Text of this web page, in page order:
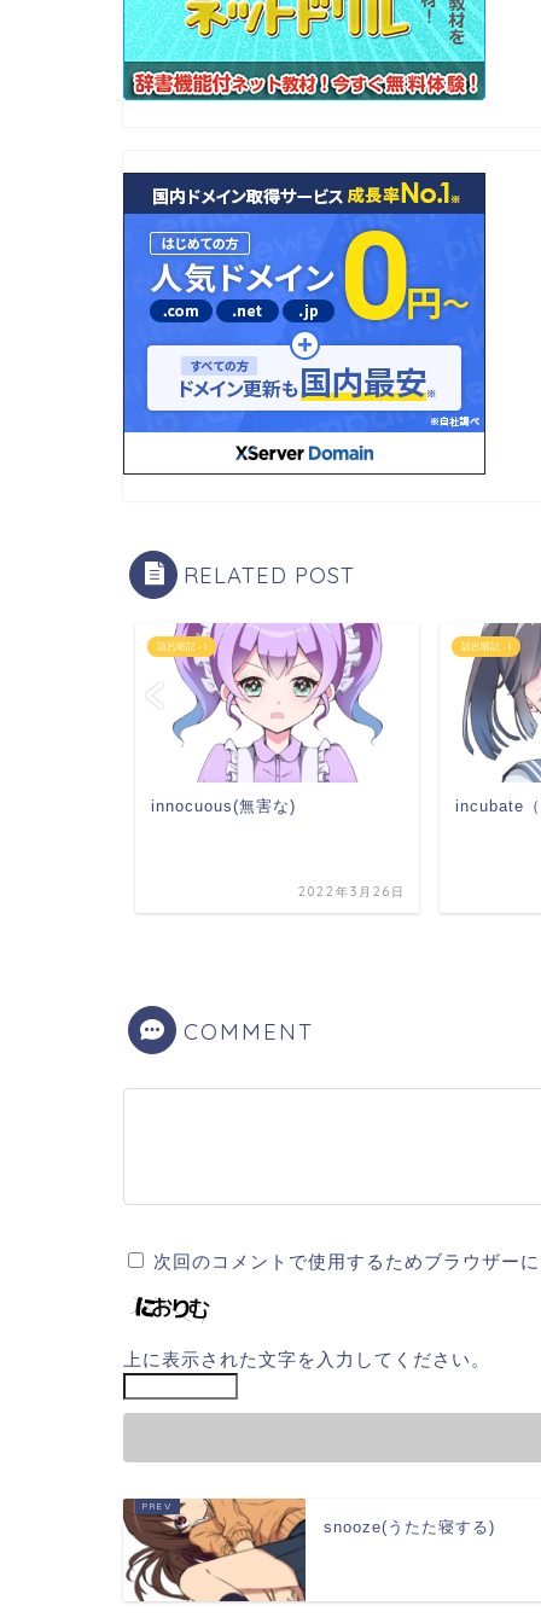
RELATED POST
語呂暗記 - I
innocuous(無害な)
2022年3月26日
語呂暗記 - I
incubate
COMMENT
次回のコメントで使用するためブラウザー
上に表示された文字を入力してください。
snooze(うたた寝する)